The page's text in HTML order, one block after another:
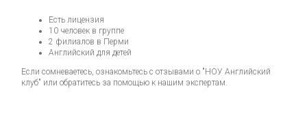
Есть лицензия
10 человек в группе
2 филиалов в Перми
Английский для детей
Если сомневаетесь, ознакомьтесь с отзывами о "НОУ Английский
клуб" или обратитесь за помощью к нашим экспертам.